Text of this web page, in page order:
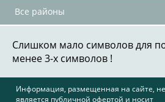
Все районы
Слишком мало символов для
менее 3-х символов !
Информация, размещенная на сайте, не
является публичной офертой и носит